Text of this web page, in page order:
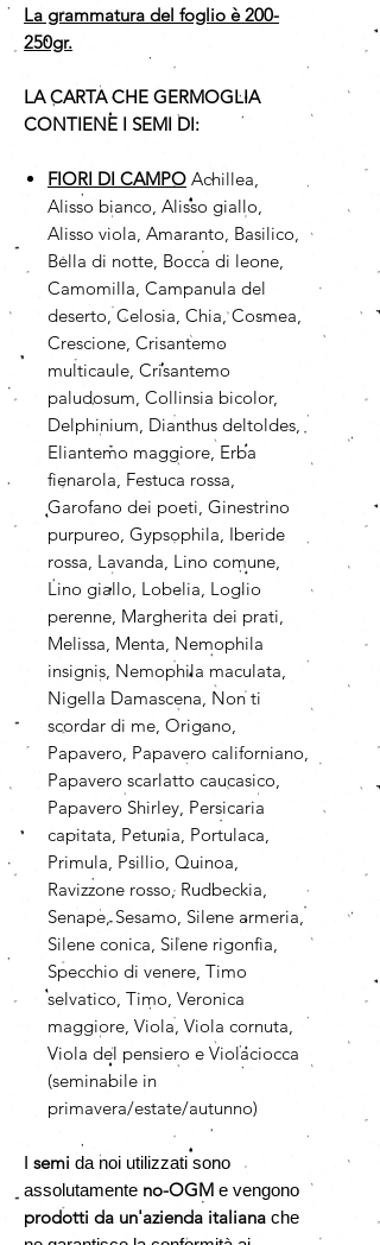
La grammatura del foglio è 200-
250gr.
LA CARTA CHE GERMOGLIA
CONTIENE I SEMI DI:
FIORI DI CAMPO Achillea,
Alisso bianco, Alisso giallo,
Alisso viola, Amaranto, Basilico,
Bella di notte, Bocca di leone,
Camomilla, Campanula del
deserto, Celosia, Chia, Cosmea,
Crescione, Crisantemo
multicaule, Crisantemo
paludosum, Collinsia bicolor,
Delphinium, Dianthus deltoldes,
Eliantemo maggiore, Erba
fienarola, Festuca rossa,
Garofano dei poeti, Ginestrino
purpureo, Gypsophila, Iberide
rossa, Lavanda, Lino comune,
Lino giallo, Lobelia, Loglio
perenne, Margherita dei prati,
Melissa, Menta, Nemophila
insignis, Nemophila maculata,
Nigella Damascena, Non ti
scordar di me, Origano,
Papavero, Papavero californiano,
Papavero scarlatto caucasico,
Papavero Shirley, Persicaria
capitata, Petunia, Portulaca,
Primula, Psillio, Quinoa,
Ravizzone rosso, Rudbeckia,
Senape, Sesamo, Silene armeria,
Silene conica, Silene rigonfia,
Specchio di venere, Timo
selvatico, Timo, Veronica
maggiore, Viola, Viola cornuta,
Viola del pensiero e Violaciocca
(seminabile in
primavera/estate/autunno)
I semi da noi utilizzati sono
assolutamente no-OGM e vengono
prodotti da un'azienda italiana che